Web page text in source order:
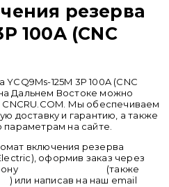
резерва
100A (CNC
125M 3P 100A (CNC
Дальнем Востоке можно
CNCRU.COM. Мы обеспечиваем
доставку и гарантию, а также
на сайте.
включения резерва
оформив заказ через
(также
) или написав на наш email